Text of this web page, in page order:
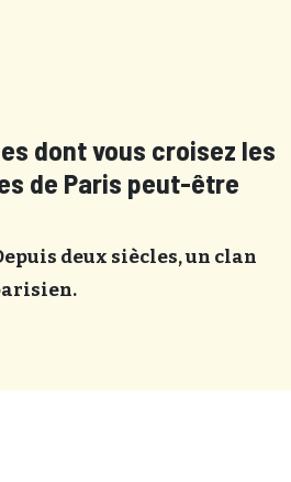
dont vous croisez les
de Paris peut-être
deux siècles, un clan